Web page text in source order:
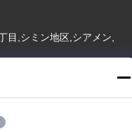
目,シミン地区,シアメン,
州市 福建市